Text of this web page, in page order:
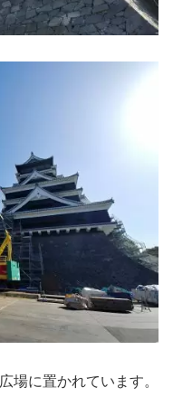
場に置かれています。